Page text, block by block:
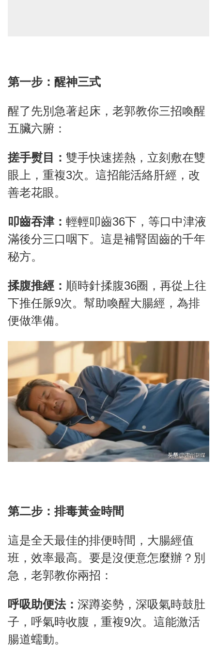
第一步：醒神三式
醒了先別急著起床，老郭教你三招喚醒
五臟六腑：
搓手熨目： 雙手快速搓熱，立刻敷在雙
眼上，重複3次。這招能活絡肝經，改
善老花眼。
叩齒吞津： 輕輕叩齒36下，等口中津液
滿後分三口咽下。這是補腎固齒的千年
秘方。
揉腹推經： 順時針揉腹36圈，再從上往
下推任脈9次。幫助喚醒大腸經，為排
便做準備。
第二步：排毒黃金時間
這是全天最佳的排便時間，大腸經值
班，效率最高。要是沒便意怎麼辦？別
急，老郭教你兩招：
呼吸助便法： 深蹲姿勢，深吸氣時鼓肚
子，呼氣時收腹，重複9次。這能激活
腸道蠕動。